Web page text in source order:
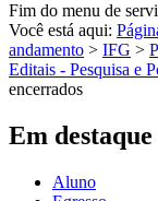
Fim do menu de
Você está aqui:
andamento > IFG >
Editais - Pesquisa e
encerrados
Em destaque
Aluno